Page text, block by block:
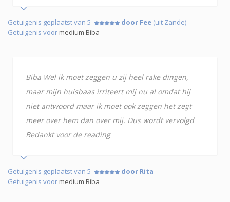
Getuigenis geplaatst van 5 door Fee (uit Zande)
Getuigenis voormedium Biba
Biba Wel ik moet zeggen u zij heel rake dingen,
maar mijn huisbaas irriteert mij nu al omdat hij
niet antwoord maar ik moet ook zeggen het zegt
meer over hem dan over mij. Dus wordt vervolgd
Bedankt voor de reading
Getuigenis geplaatst van 5
door Rita
Getuigenis voormedium Biba